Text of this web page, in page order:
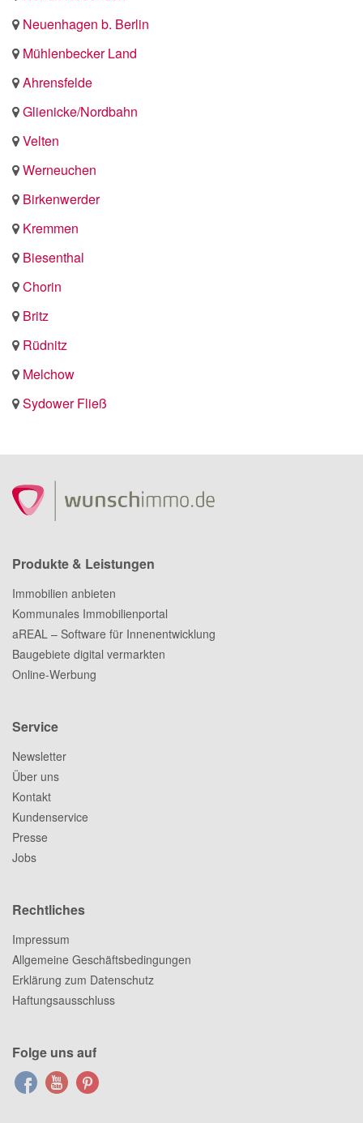
Neuenhagen b. Berlin
Mühlenbecker Land
Ahrensfelde
Glienicke/Nordbahn
Velten
Werneuchen
Birkenwerder
Kremmen
Biesenthal
Chorin
Britz
Rüdnitz
Melchow
Sydower Fließ
Produkte & Leistungen
Immobilien anbieten
Kommunales Immobilienportal
aREAL – Software für Innenentwicklung
Baugebiete digital vermarkten
Online-Werbung
Service
Newsletter
Über uns
Kontakt
Kundenservice
Presse
Jobs
Rechtliches
Impressum
Allgemeine Geschäftsbedingungen
Erklärung zum Datenschutz
Haftungsausschluss
Folge uns auf